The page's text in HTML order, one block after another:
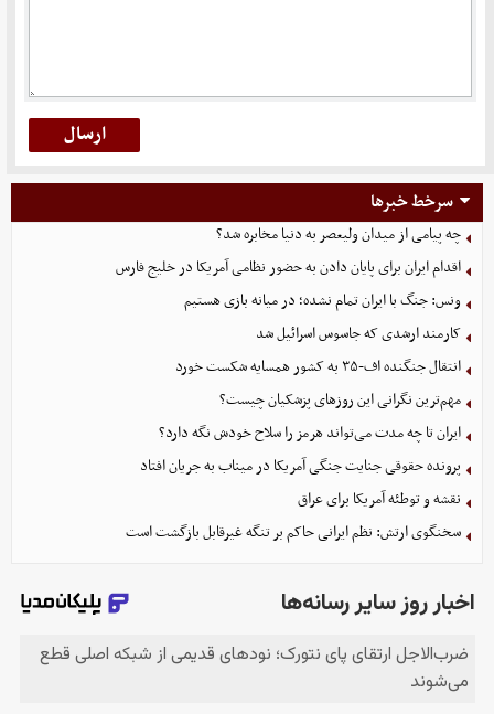
سرخط خبرها
چه پیامی از میدان ولیعصر به دنیا مخابره شد؟
اقدام ایران برای پایان دادن به حضور نظامی آمریکا در خلیج فارس
ونس: جنگ با ایران تمام نشده؛ در میانه بازی هستیم
کارمند ارشدی که جاسوس اسرائیل شد
انتقال جنگنده اف-۳۵ به کشور همسایه شکست خورد
مهم‌ترین نگرانی‌ این روزهای پزشکیان چیست؟
ایران تا چه مدت می‌تواند هرمز را سلاح خودش نگه دارد؟
پرونده حقوقی جنایت جنگی آمریکا در میناب به جریان افتاد
نقشه و توطئه آمریکا برای عراق
سخنگوی ارتش: نظم ایرانی حاکم بر تنگه غیرقابل بازگشت است